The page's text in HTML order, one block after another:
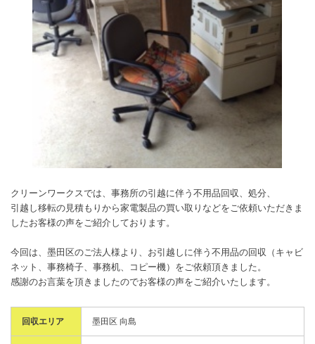
クリーンワークスでは、事務所の引越に伴う不用品回収、処分、
引越し移転の見積もりから家電製品の買い取りなどをご依頼いただきま
したお客様の声をご紹介しております。
今回は、墨田区のご法人様より、お引越しに伴う不用品の回収（キャビ
ネット、事務椅子、事務机、コピー機）をご依頼頂きました。
感謝のお言葉を頂きましたのでお客様の声をご紹介いたします。
回収エリア 墨田区 向島